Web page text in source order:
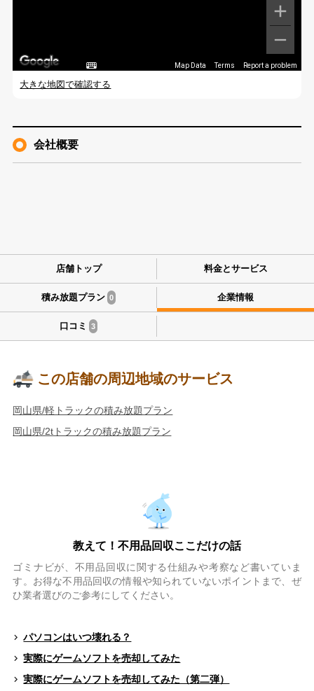
Map Data Terms Report a problem
大きな地図で確認する
会社概要
店舗トップ 料金とサービス
積み放題プラン 0 企業情報
口コミ 3
この店舗の周辺地域のサービス
岡山県/軽トラックの積み放題プラン
岡山県/2tトラックの積み放題プラン
教えて！不用品回収ここだけの話
ゴミナビが、不用品回収に関する仕組みや考察など書いていま
す。お得な不用品回収の情報や知られていないポイントまで、ぜ
ひ業者選びのご参考にしてください。
パソコンはいつ壊れる？
実際にゲームソフトを売却してみた
実際にゲームソフトを売却してみた（第二弾）